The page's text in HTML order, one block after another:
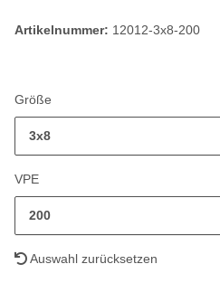
Artikelnummer: 12012-3x8-200
Größe
3x8
VPE
200
Auswahl zurücksetzen